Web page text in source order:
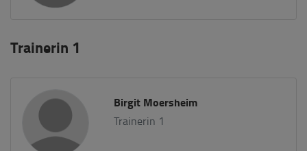
Trainerin 1
Birgit Moersheim
Trainerin 1